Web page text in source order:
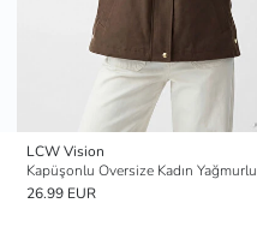
LCW Vision
Kapüşonlu Oversize Kadın
26.99 EUR